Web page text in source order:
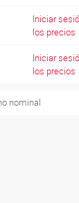
Iniciar
los precios
Iniciar
los precios
nominal